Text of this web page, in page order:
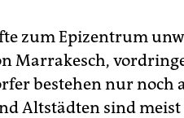
zum Epizentrum
Marrakesch,
bestehen nur noch
Altstädten sind meist